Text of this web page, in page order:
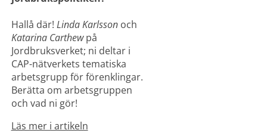
Hallå där! Linda Karlsson
Katarina Carthew på
Jordbruksverket; ni deltar i
CAP-nätverkets tematiska
arbetsgrupp för förenklingar.
Berätta om arbetsgruppen
och vad ni gör!
Läs mer i artikeln